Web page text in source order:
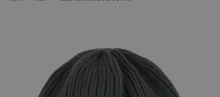
Hopp til slutten av bildegalleriet